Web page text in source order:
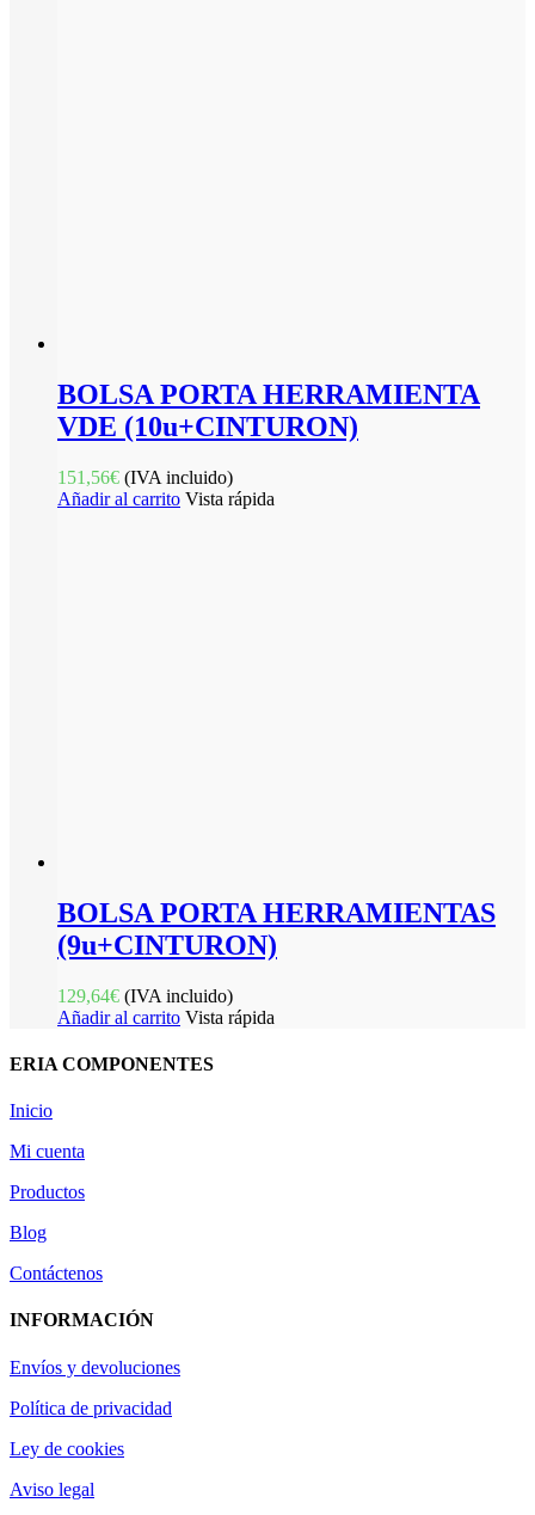
BOLSA PORTA HERRAMIENTA
VDE (10u+CINTURON)
151,56€ (IVA incluido)
Añadir al carrito Vista rápida
BOLSA PORTA HERRAMIENTAS
(9u+CINTURON)
129,64€ (IVA incluido)
Añadir al carrito Vista rápida
ERIA COMPONENTES
Inicio
Mi cuenta
Productos
Blog
Contáctenos
INFORMACIÓN
Envíos y devoluciones
Política de privacidad
Ley de cookies
Aviso legal